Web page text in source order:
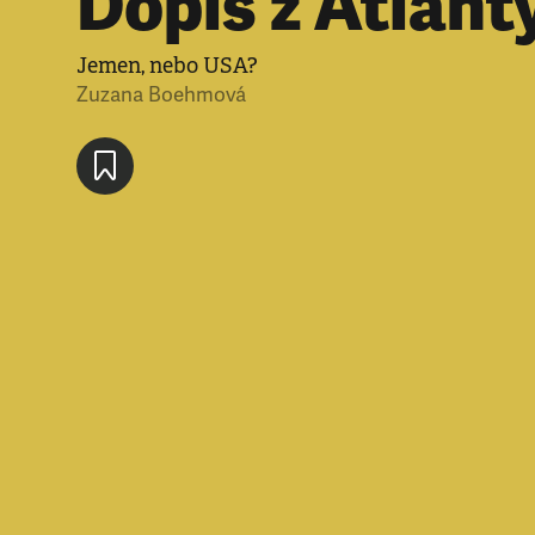
Jemen, nebo USA?
Zuzana Boehmová